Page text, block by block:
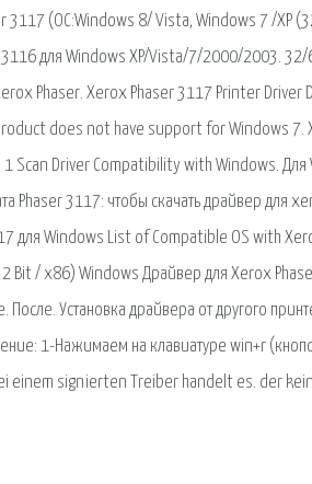
3117 (ОС:Windows 8/ Vista, Windows 7 /XP
для Windows XP/Vista/7/2000/2003.
Phaser. Xerox Phaser 3117 Printer
does not have support for Windows
Scan Driver Compatibility with Windows.
Phaser 3117: чтобы скачать драйвер для
для Windows List of Compatible OS with
Bit / x86) Windows Драйвер для Xerox
После. Установка драйвера от другого
1-Нажимаем на клавиатуре win+r
einem signierten Treiber handelt es. der